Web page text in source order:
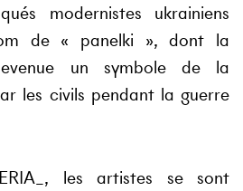
modernistes ukrainiens
de « panelki », dont la
un symbole de la
les civils pendant la guerre
les artistes se sont